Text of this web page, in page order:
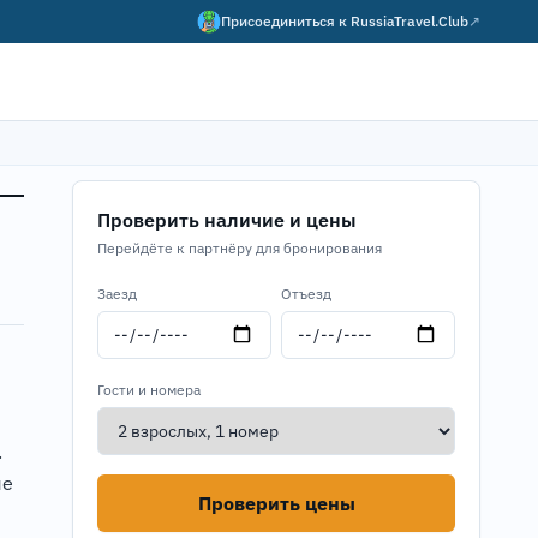
Присоединиться к RussiaTravel.Club↗
Проверить наличие и цены
Перейдёте к партнёру для бронирования
Заезд Отъезд
Гости и номера
Проверить цены